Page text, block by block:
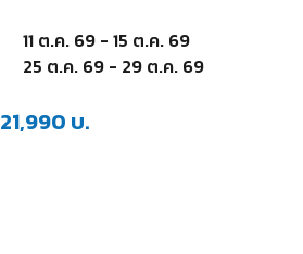
11 ต.ค. 69 -15 ต.ค. 69
25 ต.ค. 69 - 29 ต.ค. 69
21,990 บ.